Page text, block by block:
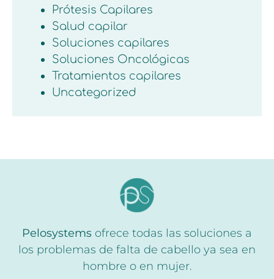
Prótesis Capilares
Salud capilar
Soluciones capilares
Soluciones Oncológicas
Tratamientos capilares
Uncategorized
Pelosystems ofrece todas las soluciones a
los problemas de falta de cabello ya sea en
hombre o en mujer.